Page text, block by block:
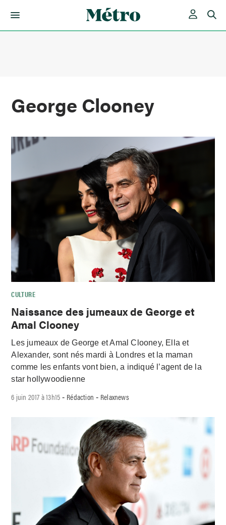
George Clooney
CULTURE
Naissance des jumeaux de George et
Amal Clooney
Les jumeaux de George et Amal Clooney, Ella et
Alexander, sont nés mardi à Londres et la maman
comme les enfants vont bien, a indiqué l’agent de la
star hollywoodienne
6 juin 2017 à 13h15 - Rédaction - Relaxnews